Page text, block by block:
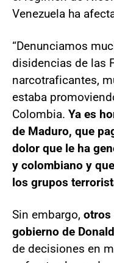
Venezuela ha
“Denunciamos
disidencias de las
narcotraficantes,
estaba
Colombia. Ya es
de Maduro, que
dolor que le ha
y colombiano y
los grupos
Sin embargo, otros
gobierno de
de decisiones en